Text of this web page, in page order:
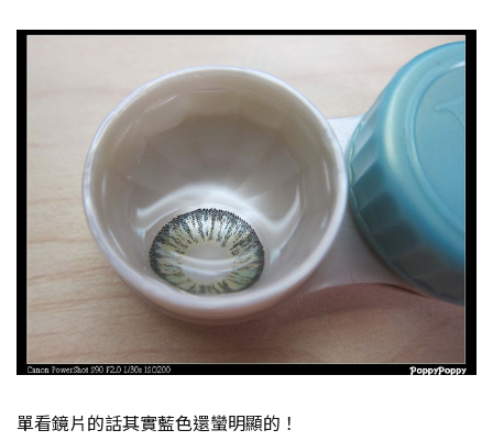
單看鏡片的話其實藍色還蠻明顯的！